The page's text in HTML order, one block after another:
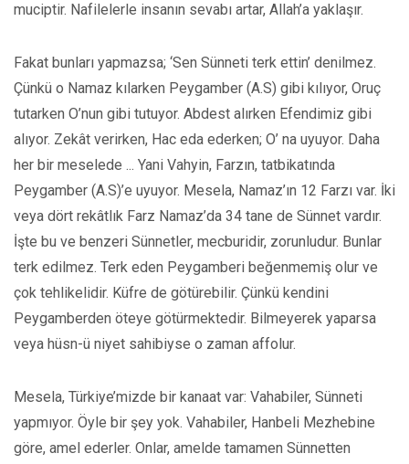
muciptir. Nafilelerle insanın sevabı artar, Allah’a yaklaşır.
Fakat bunları yapmazsa; ‘Sen Sünneti terk ettin’ denilmez.
Çünkü o Namaz kılarken Peygamber (A.S) gibi kılıyor, Oruç
tutarken O’nun gibi tutuyor. Abdest alırken Efendimiz gibi
alıyor. Zekât verirken, Hac eda ederken; O’ na uyuyor. Daha
her bir meselede ... Yani Vahyin, Farzın, tatbikatında
Peygamber (A.S)’e uyuyor. Mesela, Namaz’ın 12 Farzı var. İki
veya dört rekâtlık Farz Namaz’da 34 tane de Sünnet vardır.
İşte bu ve benzeri Sünnetler, mecburidir, zorunludur. Bunlar
terk edilmez. Terk eden Peygamberi beğenmemiş olur ve
çok tehlikelidir. Küfre de götürebilir. Çünkü kendini
Peygamberden öteye götürmektedir. Bilmeyerek yaparsa
veya hüsn-ü niyet sahibiyse o zaman affolur.
Mesela, Türkiye’mizde bir kanaat var: Vahabiler, Sünneti
yapmıyor. Öyle bir şey yok. Vahabiler, Hanbeli Mezhebine
göre, amel ederler. Onlar, amelde tamamen Sünnetten